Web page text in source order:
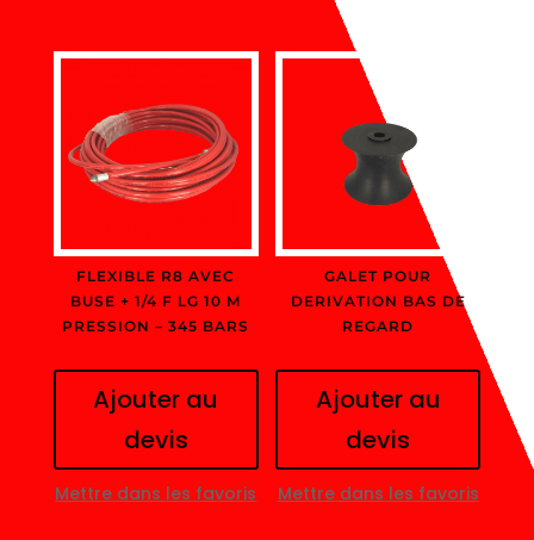
FLEXIBLE R8 AVEC
BUSE + 1/4 F LG 10 M
PRESSION – 345 BARS
Ajouter au
devis
Mettre dans les favoris
GALET POUR
DERIVATION BAS DE
REGARD
Ajouter au
devis
Mettre dans les favoris